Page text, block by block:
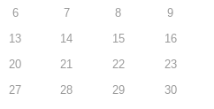
6 7 8 9
13 14 15 16
20 21 22 23
27 28 29 30